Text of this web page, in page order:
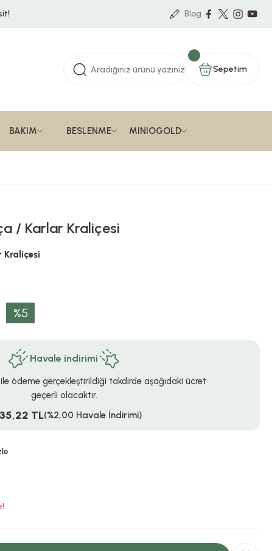
Blog
Sepetim
BAKIM BESLENME MINIOGOLD
/ Karlar Kraliçesi
Kraliçesi
%5
Havale indirimi
ödeme gerçekleştirildiği takdirde aşağıdaki ücret
geçerli olacaktır.
TL(%2,00 Havale İndirimi)